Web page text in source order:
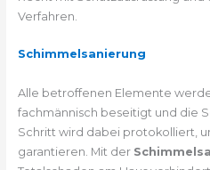
Verfahren.
Schimmelsanierung
Alle betroffenen Elemente
fachmännisch beseitigt und die
Schritt wird dabei protokolliert,
garantieren. Mit der